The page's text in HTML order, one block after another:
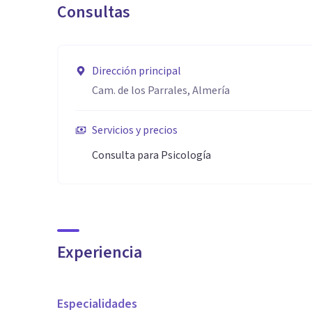
distintos enfoques terapéuticos. Además, me
Consultas
Dirección principal
Cam. de los Parrales, Almería
Servicios y precios
Consulta para Psicología
Experiencia
Especialidades